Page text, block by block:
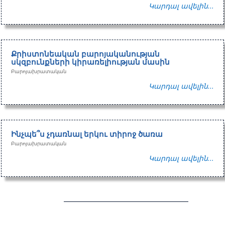
Կարդալ ավելին...
Քրիստոնեական բարոյականության
սկզբունքների կիրառելիության մասին
Բարոյախրատական
Կարդալ ավելին...
Ինչպե՞ս չդառնալ երկու տիրոջ ծառա
Բարոյախրատական
Կարդալ ավելին...